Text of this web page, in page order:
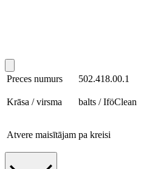
Preces numurs 502.418.00.1
Krāsa / virsma balts / IföClean
Atvere maisītājam pa kreisi